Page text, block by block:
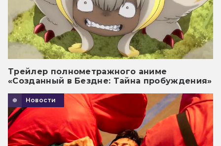
Трейлер полнометражного аниме
«Созданный в Бездне: Тайна пробуждения»
Новости